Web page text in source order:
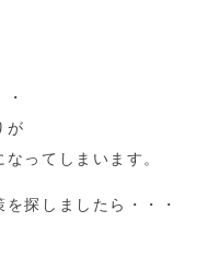
が
ってしまいます。
探しましたら・・・